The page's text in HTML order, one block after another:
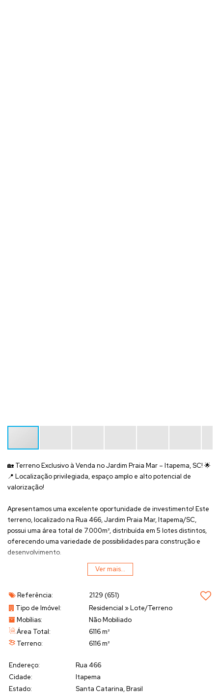
🏡 Terreno Exclusivo à Venda no Jardim Praia Mar – Itapema, SC! 🌟
📍 Localização privilegiada, espaço amplo e alto potencial de
valorização!
Apresentamos uma excelente oportunidade de investimento! Este
terreno, localizado na Rua 466, Jardim Praia Mar, Itapema/SC,
possui uma área total de 7.000m², distribuída em 5 lotes distintos,
oferecendo uma variedade de possibilidades para construção e
desenvolvimento.
✔️Composto por 5 lotes
, podendo ser utilizados juntos ou
separadamente
✔️ Região tranquila e valorizada, perfeita para moradia ou
investimento
✔️Potencial de valorização
, devido à crescente demanda por
Endereço:
Ver mais...
Referência: 2129 (651)
Tipo de Imóvel:
Residencial »Lote/Terreno
Mobílias:
Não Mobiliado
Área Total:
6116 m²
Terreno:
6116 m²
Endereço:
Rua 466
Cidade:
Itapema
Estado:
Santa Catarina, Brasil